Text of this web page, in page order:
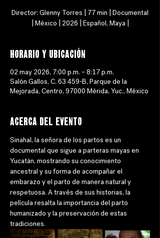
Director: Glenny Torres | 77 min | Documental
| México | 2026 | Español, Maya |
Horario y ubicación
02 may 2026, 7:00 p.m. – 8:17 p.m.
Salón Gallos, C. 63 459-B, Parque de la
Mejorada, Centro, 97000 Mérida, Yuc., México
Acerca del evento
Sinahal, la señora de los partos es un
documental que sigue a parteras mayas en
Yucatán, mostrando su conocimiento
ancestral y su forma de acompañar el
embarazo y el parto de manera natural y
respetuosa. A través de sus historias, la
película resalta la importancia del parto
humanizado y la preservación de estas
tradiciones.